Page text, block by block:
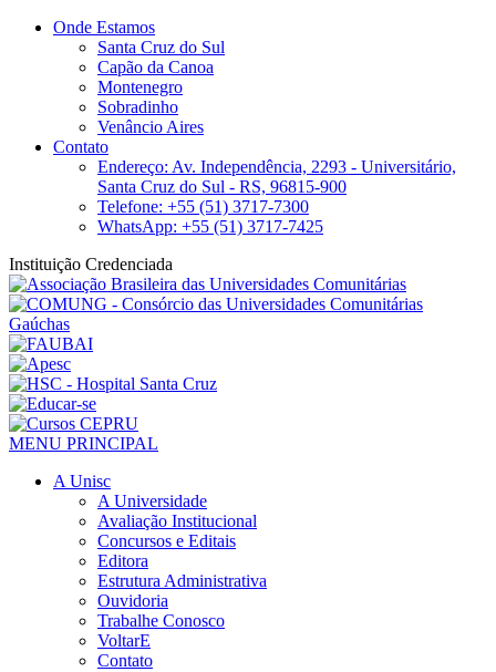
Onde Estamos
Santa Cruz do Sul
Capão da Canoa
Montenegro
Sobradinho
Venâncio Aires
Contato
Endereço: Av. Independência, 2293 - Universitário,
Santa Cruz do Sul - RS, 96815-900
Telefone: +55 (51) 3717-7300
WhatsApp: +55 (51) 3717-7425
Instituição Credenciada
MENU PRINCIPAL
A Unisc
A Universidade
Avaliação Institucional
Concursos e Editais
Editora
Estrutura Administrativa
Ouvidoria
Trabalhe Conosco
VoltarE
Contato